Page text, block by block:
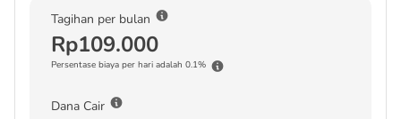
Tagihan per bulan
Rp109.000
Persentase biaya per hari adalah 0.1%
Dana Cair